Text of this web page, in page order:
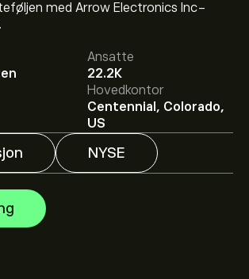
med Arrow Electronics Inc-
Ansatte
22.2K
Hovedkontor
Centennial, Colorado,
US
NYSE
på ARW er 222.44‎$‎.
kursmålet for Arrow Electronics
på eToro for detaljerte
kursmål fra analytikere.
for Arrow Electronics Inc
finansielle rapporter og
Sjekk de nyeste forventningene for
Arrow Electronics Inc er 11.6B‎$‎